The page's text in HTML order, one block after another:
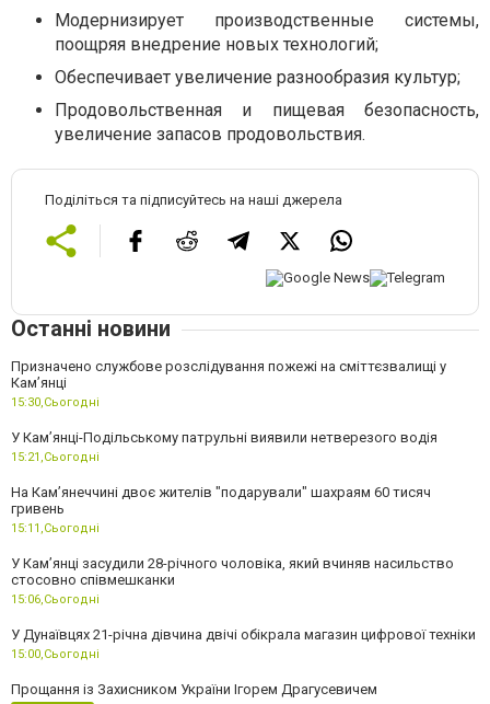
Модернизирует производственные системы,
поощряя внедрение новых технологий;
Обеспечивает увеличение разнообразия культур;
Продовольственная и пищевая безопасность,
увеличение запасов продовольствия.
Поділіться та підписуйтесь на наші джерела
Останні новини
Призначено службове розслідування пожежі на сміттєзвалищі у
Кам’янці
15:30,Сьогодні
У Кам’янці-Подільському патрульні виявили нетверезого водія
15:21,Сьогодні
На Камʼянеччині двоє жителів "подарували" шахраям 60 тисяч
гривень
15:11,Сьогодні
У Камʼянці засудили 28-річного чоловіка, який вчиняв насильство
стосовно співмешканки
15:06,Сьогодні
У Дунаївцях 21-річна дівчина двічі обікрала магазин цифрової техніки
15:00,Сьогодні
Прощання із Захисником України Ігорем Драгусевичем